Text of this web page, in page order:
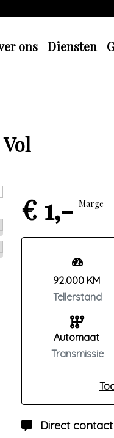
ons Diensten
€ 1,- Marge
92.000 KM
Tellerstand
Automaat
Transmissie
Direct contact